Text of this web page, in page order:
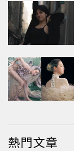
熱門文章